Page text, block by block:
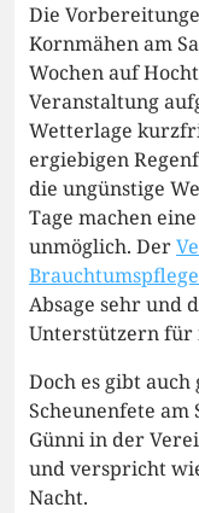
Die
Kornmähen am
Wochen auf
Veranstaltung
Wetterlage
ergiebigen
die ungünstige
Tage machen
unmöglich. Der
Absage sehr und
Unterstützern für
Doch es gibt
Scheunenfete am
Günni in der
und verspricht
Nacht.